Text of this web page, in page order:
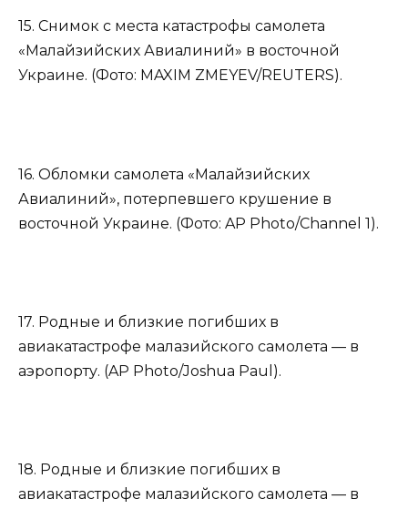
15. Снимок с места катастрофы самолета
«Малайзийских Авиалиний» в восточной
Украине. (Фото: MAXIM ZMEYEV/REUTERS).
16. Обломки самолета «Малайзийских
Авиалиний», потерпевшего крушение в
восточной Украине. (Фото: AP Photo/Channel 1).
17. Родные и близкие погибших в
авиакатастрофе малазийского самолета — в
аэропорту. (AP Photo/Joshua Paul).
18. Родные и близкие погибших в
авиакатастрофе малазийского самолета — в